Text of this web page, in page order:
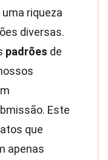
riqueza
diversas.
padrões de
Este
que
apenas